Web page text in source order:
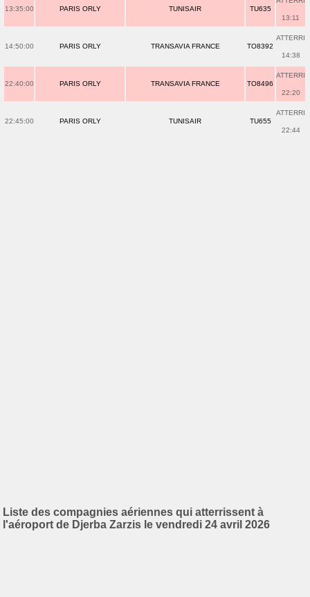
13:35:00 PARIS ORLY TUNISAIR TU635
13:11
14:50:00 PARIS ORLY TRANSAVIA FRANCE TO8392
ATTERRI
14:38
22:40:00 PARIS ORLY TRANSAVIA FRANCE TO8496
ATTERRI
22:20
22:45:00 PARIS ORLY TUNISAIR TU655
ATTERRI
22:44
Liste des compagnies aériennes qui atterrissent à
l'aéroport de Djerba Zarzis le vendredi 24 avril 2026